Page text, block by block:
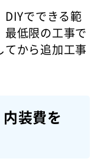
でできる範
低限の工事で
てから追加工事
装費を